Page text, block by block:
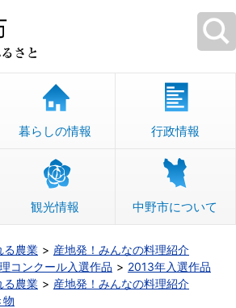
暮らしの情報 行政情報
観光情報 中野市について
る農業
産地発！みんなの料理紹介
コンクール入選作品
2013年入選作品
る農業
産地発！みんなの料理紹介
物